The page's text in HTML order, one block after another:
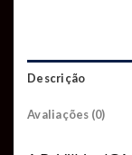
Descrição
Avaliações (0)